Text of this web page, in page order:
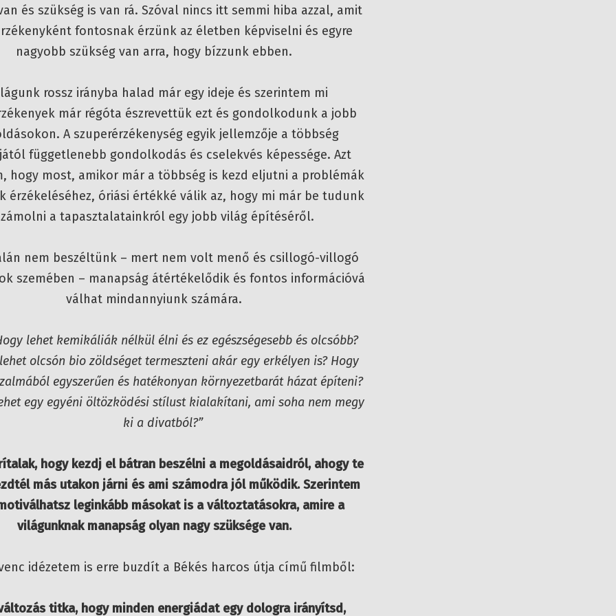
és szükség is van rá. Szóval nincs itt semmi hiba azzal, amit
fontosnak érzünk az életben képviselni és egyre
nagyobb szükség van arra, hogy bízzunk ebben.
rossz irányba halad már egy ideje és szerintem mi
már régóta észrevettük ezt és gondolkodunk a jobb
A szuperérzékenység egyik jellemzője a többség
függetlenebb gondolkodás és cselekvés képessége. Azt
hogy most, amikor már a többség is kezd eljutni a problémák
érzékeléséhez, óriási értékké válik az, hogy mi már be tudunk
a tapasztalatainkról egy jobb világ építéséről.
nem beszéltünk – mert nem volt menő és csillogó-villogó
szemében – manapság átértékelődik és fontos információvá
válhat mindannyiunk számára.
lehet kemikáliák nélkül élni és ez egészségesebb és olcsóbb?
olcsón bio zöldséget termeszteni akár egy erkélyen is? Hogy
egyszerűen és hatékonyan környezetbarát házat építeni?
egy egyéni öltözködési stílust kialakítani, ami soha nem megy
ki a divatból?”
hogy kezdj el bátran beszélni a megoldásaidról, ahogy te
más utakon járni és ami számodra jól működik. Szerintem
leginkább másokat is a változtatásokra, amire a
világunknak manapság olyan nagy szüksége van.
idézetem is erre buzdít a Békés harcos útja című filmből:
titka, hogy minden energiádat egy dologra irányítsd,